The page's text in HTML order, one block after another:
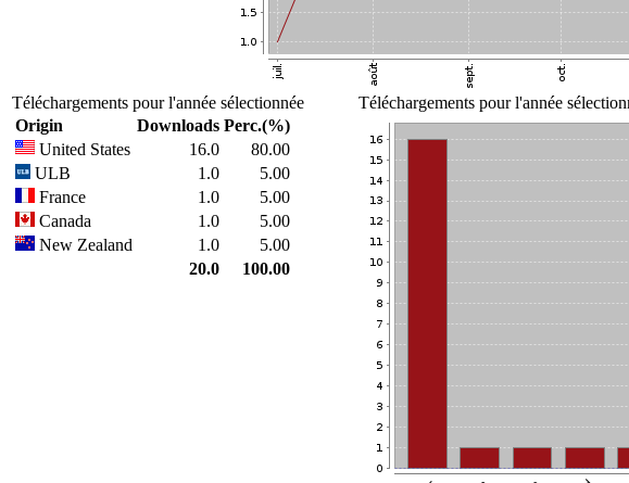
Téléchargements pour l'année sélectionnée
Origin
Downloads Perc.(%)
United States
16.0
80.00
ULB
1.0
5.00
France
1.0
5.00
Canada
1.0
5.00
New Zealand
1.0
5.00
20.0
100.00
Téléchargements pour l'année